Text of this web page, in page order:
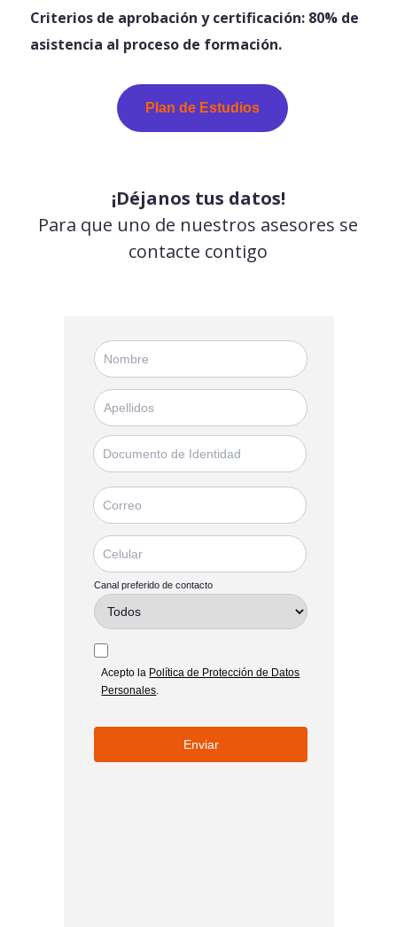
Criterios de aprobación y certificación: 80% de
asistencia al proceso de formación.
Plan de Estudios
¡Déjanos tus datos!
Para que uno de nuestros asesores se
contacte contigo